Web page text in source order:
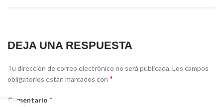
DEJA UNA RESPUESTA
Tu dirección de correo electrónico no será publicada.Los campos
obligatorios están marcados con *
Comentario *